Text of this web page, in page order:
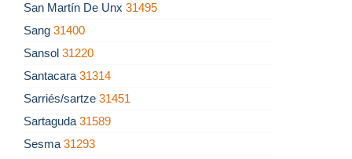
San Martín De Unx 31495
Sang 31400
Sansol 31220
Santacara 31314
Sarriés/sartze 31451
Sartaguda 31589
Sesma 31293